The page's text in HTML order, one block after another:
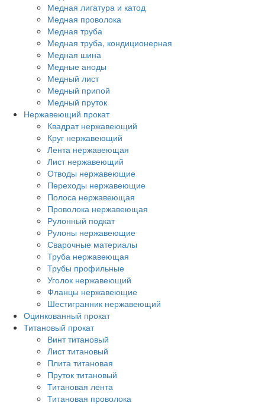
Медная лигатура и катод
Медная проволока
Медная труба
Медная труба, кондиционерная
Медная шина
Медные аноды
Медный лист
Медный припой
Медный пруток
Нержавеющий прокат
Квадрат нержавеющий
Круг нержавеющий
Лента нержавеющая
Лист нержавеющий
Отводы нержавеющие
Переходы нержавеющие
Полоса нержавеющая
Проволока нержавеющая
Рулонный подкат
Рулоны нержавеющие
Сварочные материалы
Труба нержавеющая
Трубы профильные
Уголок нержавеющий
Фланцы нержавеющие
Шестигранник нержавеющий
Оцинкованный прокат
Титановый прокат
Винт титановый
Лист титановый
Плита титановая
Пруток титановый
Титановая лента
Титановая проволока